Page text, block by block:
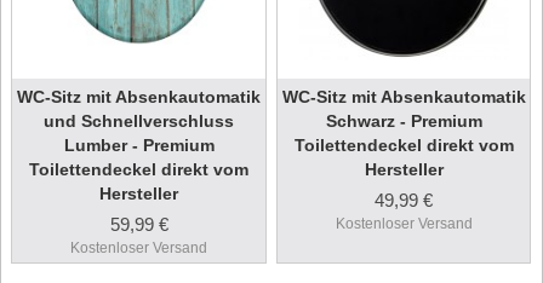
WC-Sitz mit Absenkautomatik
und Schnellverschluss
Lumber - Premium
Toilettendeckel direkt vom
Hersteller
59,99 €
Kostenloser Versand
WC-Sitz mit Absenkautomatik
Schwarz - Premium
Toilettendeckel direkt vom
Hersteller
49,99 €
Kostenloser Versand